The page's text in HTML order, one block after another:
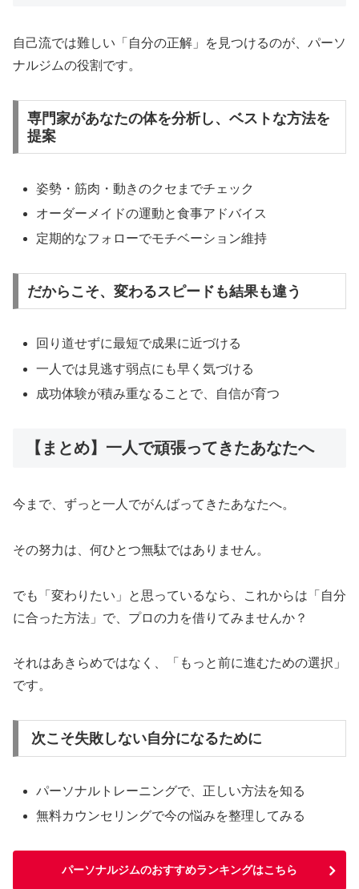
自己流では難しい「自分の正解」を見つけるのが、パーソ
ナルジムの役割です。
専門家があなたの体を分析し、ベストな方法を
提案
姿勢・筋肉・動きのクセまでチェック
オーダーメイドの運動と食事アドバイス
定期的なフォローでモチベーション維持
だからこそ、変わるスピードも結果も違う
回り道せずに最短で成果に近づける
一人では見逃す弱点にも早く気づける
成功体験が積み重なることで、自信が育つ
【まとめ】一人で頑張ってきたあなたへ
今まで、ずっと一人でがんばってきたあなたへ。
その努力は、何ひとつ無駄ではありません。
でも「変わりたい」と思っているなら、これからは「自分
に合った方法」で、プロの力を借りてみませんか？
それはあきらめではなく、「もっと前に進むための選択」
です。
次こそ失敗しない自分になるために
パーソナルトレーニングで、正しい方法を知る
無料カウンセリングで今の悩みを整理してみる
パーソナルジムのおすすめランキングはこちら